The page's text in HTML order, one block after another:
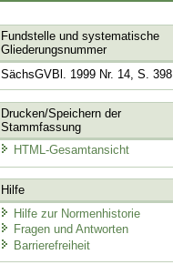
Fundstelle und systematische
Gliederungsnummer
SächsGVBl. 1999 Nr. 14, S. 398
Drucken/Speichern der
Stammfassung
HTML-Gesamtansicht
Hilfe
Hilfe zur Normenhistorie
Fragen und Antworten
Barrierefreiheit